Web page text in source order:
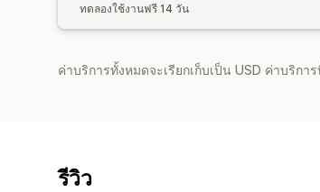
ทดลองใช้งานฟรี 14 วัน
ค่าบริการทั้งหมดจะเรียกเก็บเป็น USD ค่าบริก
รีวิว